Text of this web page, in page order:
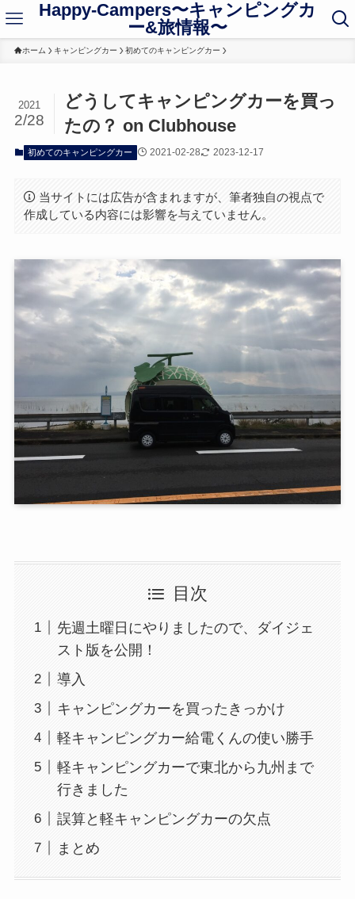
Happy-Campers〜キャンピングカ
ー&旅情報〜
ホーム キャンピングカー 初めてのキャンピングカー
どうしてキャンピングカーを買っ
たの？ on Clubhouse
2021
2/28
初めてのキャンピングカー 2021-02-28 2023-12-17
当サイトには広告が含まれますが、筆者独自の視点で
作成している内容には影響を与えていません。
目次
先週土曜日にやりましたので、ダイジェ
スト版を公開！
導入
キャンピングカーを買ったきっかけ
軽キャンピングカー給電くんの使い勝手
軽キャンピングカーで東北から九州まで
行きました
誤算と軽キャンピングカーの欠点
まとめ